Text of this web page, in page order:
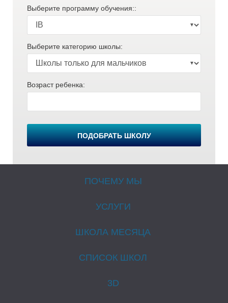
Выберите программу обучения::
Выберите категорию школы:
Возраст ребенка:
ПОДОБРАТЬ ШКОЛУ
ПОЧЕМУ МЫ
УСЛУГИ
ШКОЛА МЕСЯЦА
СПИСОК ШКОЛ
3D
Ч